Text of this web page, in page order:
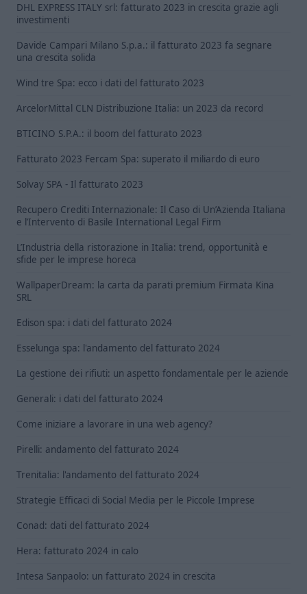
DHL EXPRESS ITALY srl: fatturato 2023 in crescita grazie agli
investimenti
Davide Campari Milano S.p.a.: il fatturato 2023 fa segnare
una crescita solida
Wind tre Spa: ecco i dati del fatturato 2023
ArcelorMittal CLN Distribuzione Italia: un 2023 da record
BTICINO S.P.A.: il boom del fatturato 2023
Fatturato 2023 Fercam Spa: superato il miliardo di euro
Solvay SPA - Il fatturato 2023
Recupero Crediti Internazionale: Il Caso di Un’Azienda Italiana
e l’Intervento di Basile International Legal Firm
L’Industria della ristorazione in Italia: trend, opportunità e
sfide per le imprese horeca
WallpaperDream: la carta da parati premium Firmata Kina
SRL
Edison spa: i dati del fatturato 2024
Esselunga spa: l'andamento del fatturato 2024
La gestione dei rifiuti: un aspetto fondamentale per le aziende
Generali: i dati del fatturato 2024
Come iniziare a lavorare in una web agency?
Pirelli: andamento del fatturato 2024
Trenitalia: l'andamento del fatturato 2024
Strategie Efficaci di Social Media per le Piccole Imprese
Conad: dati del fatturato 2024
Hera: fatturato 2024 in calo
Intesa Sanpaolo: un fatturato 2024 in crescita